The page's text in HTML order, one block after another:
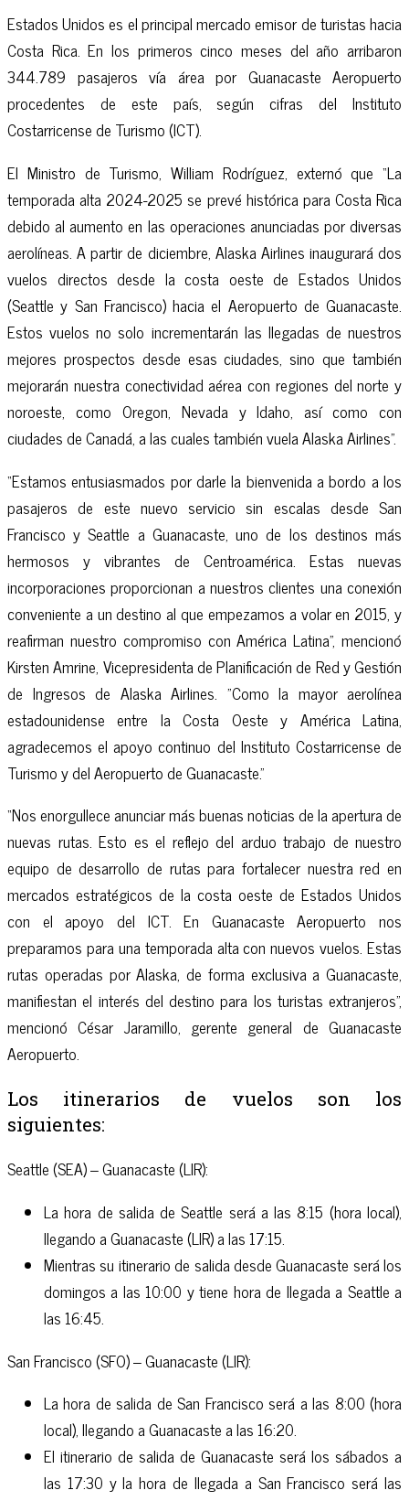
Estados Unidos es el principal mercado emisor de turistas hacia
Costa Rica. En los primeros cinco meses del año arribaron
344.789 pasajeros vía área por Guanacaste Aeropuerto
procedentes de este país, según cifras del Instituto
Costarricense de Turismo (ICT).
El Ministro de Turismo, William Rodríguez, externó que “La
temporada alta 2024-2025 se prevé histórica para Costa Rica
debido al aumento en las operaciones anunciadas por diversas
aerolíneas. A partir de diciembre, Alaska Airlines inaugurará dos
vuelos directos desde la costa oeste de Estados Unidos
(Seattle y San Francisco) hacia el Aeropuerto de Guanacaste.
Estos vuelos no solo incrementarán las llegadas de nuestros
mejores prospectos desde esas ciudades, sino que también
mejorarán nuestra conectividad aérea con regiones del norte y
noroeste, como Oregon, Nevada y Idaho, así como con
ciudades de Canadá, a las cuales también vuela Alaska Airlines”.
“Estamos entusiasmados por darle la bienvenida a bordo a los
pasajeros de este nuevo servicio sin escalas desde San
Francisco y Seattle a Guanacaste, uno de los destinos más
hermosos y vibrantes de Centroamérica. Estas nuevas
incorporaciones proporcionan a nuestros clientes una conexión
conveniente a un destino al que empezamos a volar en 2015, y
reafirman nuestro compromiso con América Latina", mencionó
Kirsten Amrine, Vicepresidenta de Planificación de Red y Gestión
de Ingresos de Alaska Airlines. "Como la mayor aerolínea
estadounidense entre la Costa Oeste y América Latina,
agradecemos el apoyo continuo del Instituto Costarricense de
Turismo y del Aeropuerto de Guanacaste."
“Nos enorgullece anunciar más buenas noticias de la apertura de
nuevas rutas. Esto es el reflejo del arduo trabajo de nuestro
equipo de desarrollo de rutas para fortalecer nuestra red en
mercados estratégicos de la costa oeste de Estados Unidos
con el apoyo del ICT. En Guanacaste Aeropuerto nos
preparamos para una temporada alta con nuevos vuelos. Estas
rutas operadas por Alaska, de forma exclusiva a Guanacaste,
manifiestan el interés del destino para los turistas extranjeros”,
mencionó César Jaramillo, gerente general de Guanacaste
Aeropuerto.
Los itinerarios de vuelos son los
siguientes:
Seattle (SEA) – Guanacaste (LIR):
La hora de salida de Seattle será a las 8:15 (hora local),
llegando a Guanacaste (LIR) a las 17:15.
Mientras su itinerario de salida desde Guanacaste será los
domingos a las 10:00 y tiene hora de llegada a Seattle a
las 16:45.
San Francisco (SFO) – Guanacaste (LIR):
La hora de salida de San Francisco será a las 8:00 (hora
local), llegando a Guanacaste a las 16:20.
El itinerario de salida de Guanacaste será los sábados a
las 17:30 y la hora de llegada a San Francisco será las